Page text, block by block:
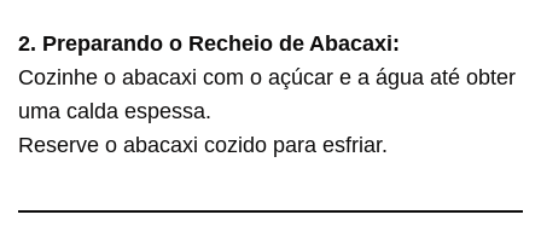
2. Preparando o Recheio de Abacaxi:
Cozinhe o abacaxi com o açúcar e a água até obter
uma calda espessa.
Reserve o abacaxi cozido para esfriar.